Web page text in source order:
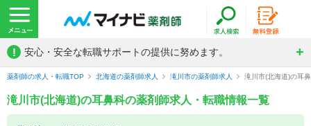
! 安心・安全な転職サポートの提供に努めます。
薬剤師の求人・転職TOP 北海道の薬剤師求人 滝川市の薬剤師求人 滝川市(北海道)の耳
滝川市(北海道)の耳鼻科の薬剤師求人・転職情報一覧